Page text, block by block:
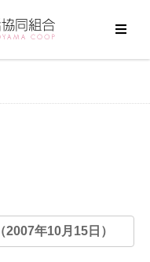
年10月15日）